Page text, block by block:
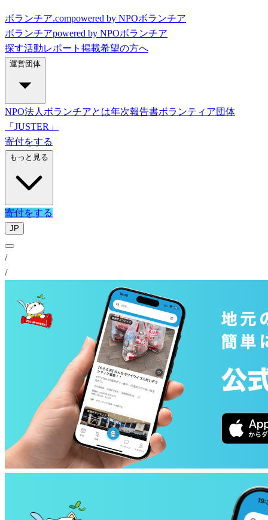
ボランチア.compowered by NPOボランチア
ボランチアpowered by NPOボランチア
探す活動レポート 掲載希望の方へ
運営団体
NPO法人ボランチアとは年次報告書ボランティア団体
「JUSTER」
寄付をする
もっと見る
寄付をする
JP
/
/